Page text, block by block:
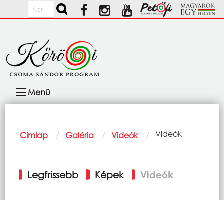
Ugrás a tartalomra
Keresés
navigáció
Menü
Morzsa
Címlap Galéria Videók Current:
Videók
fülek
Legfrissebb Képek Videók